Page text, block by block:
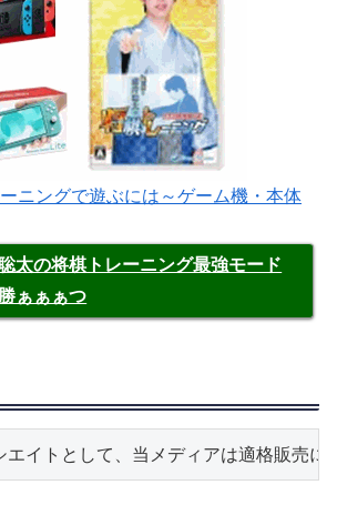
ニングで遊ぶには～ゲーム機・本体
太の将棋トレーニング最強モード
ぁぁぁつ
エイトとして、当メディアは適格販売に